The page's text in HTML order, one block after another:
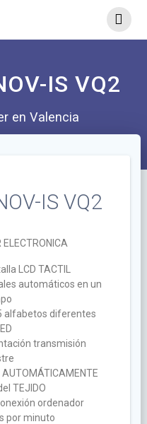
IS VQ2
en Valencia
IS VQ2
LCD TACTIL
automáticos en un
alfabetos diferentes
transmisión
TEJIDO
ordenador
por minuto